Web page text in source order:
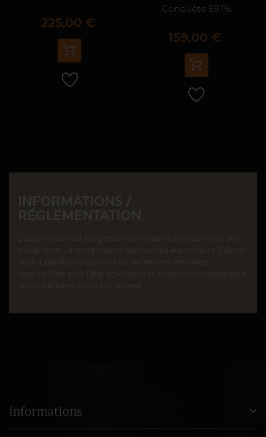
Prix
225,00 €
Conquête 59,1%
Prix
159,00 €
INFORMATIONS /
RÉGLEMENTATION
Informations